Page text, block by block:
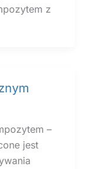
z
–
jest